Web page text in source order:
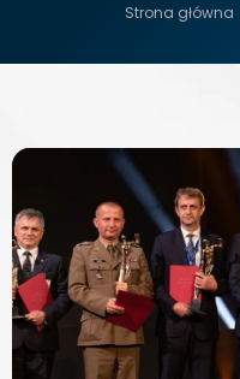
Strona główna